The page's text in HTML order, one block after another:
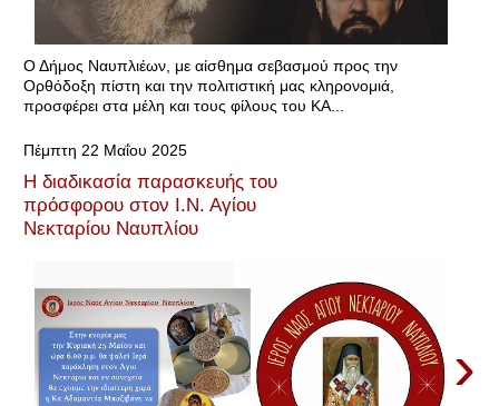
Ο Δήμος Ναυπλιέων, με αίσθημα σεβασμού προς την
Ορθόδοξη πίστη και την πολιτιστική μας κληρονομιά,
προσφέρει στα μέλη και τους φίλους του ΚΑ...
Πέμπτη 22 Μαΐου 2025
Η διαδικασία παρασκευής του
πρόσφορου στον Ι.Ν. Αγίου
Νεκταρίου Ναυπλίου
›